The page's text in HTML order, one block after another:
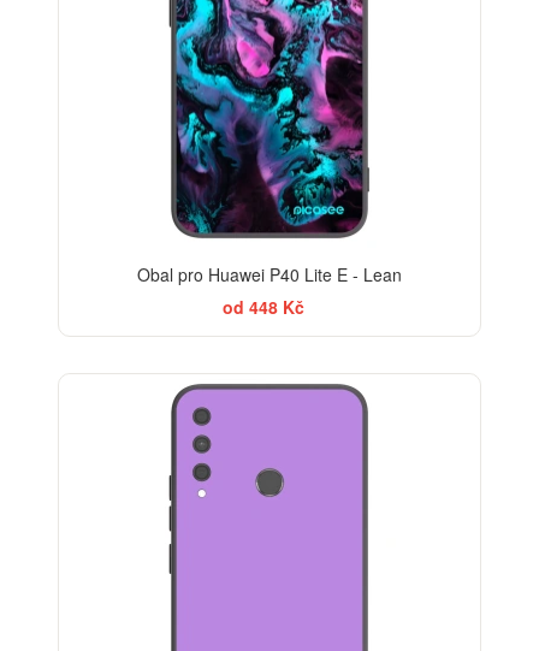
Obal pro Huawei P40 Lite E - Lean
od 448 Kč